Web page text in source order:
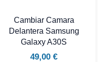
Cambiar Camara
Delantera Samsung
Galaxy A30S
49,00 €